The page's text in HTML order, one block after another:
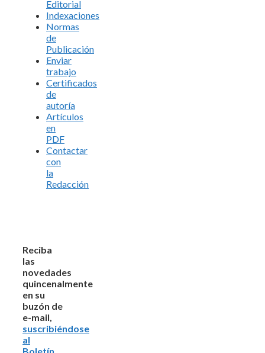
Editorial
Indexaciones
Normas
de
Publicación
Enviar
trabajo
Certificados
de
autoría
Artículos
en
PDF
Contactar
con
la
Redacción
Reciba
las
novedades
quincenalmente
en su
buzón de
e-mail,
suscribiéndose
al
Boletín